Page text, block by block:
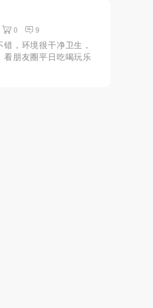
0 9
，环境很干净卫生，
看朋友圈平日吃喝玩乐
全没有风尘感